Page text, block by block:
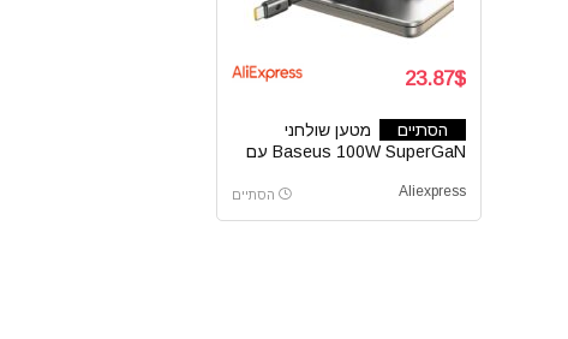
23.87$
הסתיים
מטען שולחני
Baseus 100W SuperGaN עם
Aliexpress הסתיים